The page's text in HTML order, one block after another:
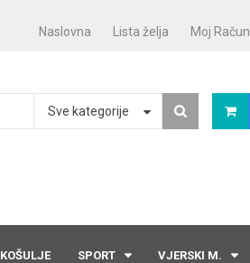
Naslovna Lista želja Moj Račun
Sve kategorije
KOŠULJE SPORT VJERSKI M.